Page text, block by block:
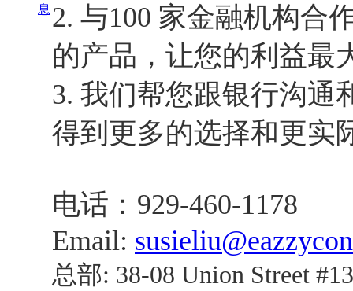
息 2. 与100 家金融机构合
的产品，让您的利益最
3. 我们帮您跟银行沟通
得到更多的选择和更实
电话： 929-460-1178
Email:
总部: 38-08 Union Street